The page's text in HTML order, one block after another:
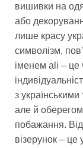
вишивки на
або
лише красу
символізм,
іменем ali – це
з
але й
побажання.
візерунок – це